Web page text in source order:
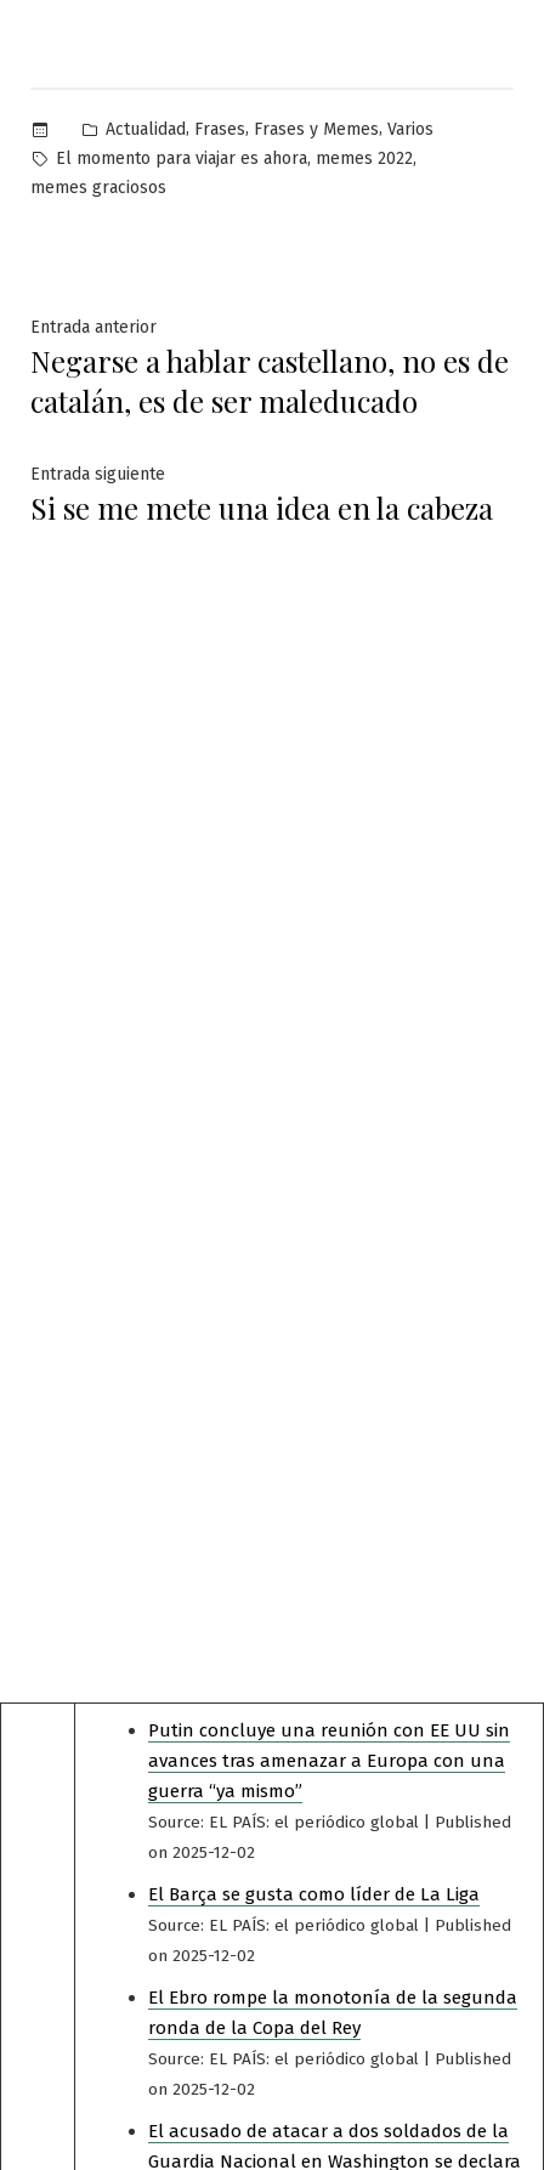
Publicado
en
Actualidad, Frases, Frases y Memes, Varios
Etiquetas:
El momento para viajar es ahora, memes 2022,
memes graciosos
Navegación
de
Entrada anteriorEntrada
anterior:
Negarse a hablar castellano, no es de
catalán, es de ser maleducado
Entrada siguiente
siguiente:
Si se me mete una idea en la cabeza
Putin concluye una reunión con EE UU sin
avances tras amenazar a Europa con una
guerra “ya mismo”
Source: EL PAÍS: el periódico global
Published
on 2025-12-02
El Barça se gusta como líder de La Liga
Source: EL PAÍS: el periódico global
Published
on 2025-12-02
El Ebro rompe la monotonía de la segunda
ronda de la Copa del Rey
Source: EL PAÍS: el periódico global
Published
on 2025-12-02
El acusado de atacar a dos soldados de la
Guardia Nacional en Washington se declara